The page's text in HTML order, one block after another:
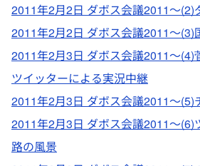
2011年2月2日 ダボス会議2011～(2)
2011年2月2日 ダボス会議2011～(3)
2011年2月3日 ダボス会議2011～(4)
ツイッターによる実況中継
2011年2月3日 ダボス会議2011～(5)
2011年2月3日 ダボス会議2011～(6)
路の風景